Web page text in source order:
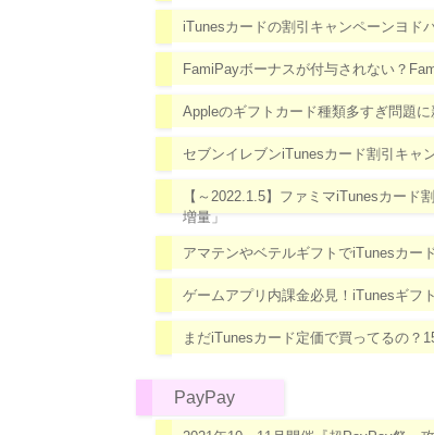
iTunesカードの割引キャンペーンヨド
FamiPayボーナスが付与されない？
Appleのギフトカード種類多すぎ問題
セブンイレブンiTunesカード割引キャ
【～2022.1.5】ファミマiTunesカード
増量」
アマテンやベテルギフトでiTunesカー
ゲームアプリ内課金必見！iTunesギフ
まだiTunesカード定価で買ってるの？
PayPay